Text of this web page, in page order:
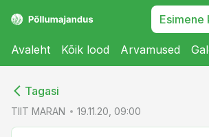
Esimene
Avaleht Kõik lood Arvamused
Tagasi
TIIT MARAN 19.11.20, 09:00